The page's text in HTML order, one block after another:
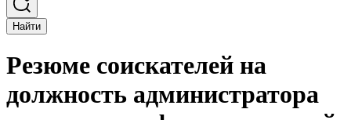
Найти
Резюме соискателей на
должность администратора